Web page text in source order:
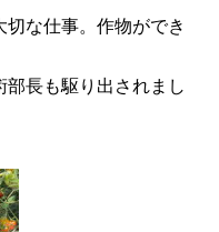
な仕事。作物ができ
長も駆り出されまし